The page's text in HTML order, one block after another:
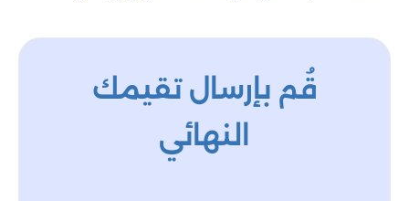
قُم بإرسال تقيمك
النهائي